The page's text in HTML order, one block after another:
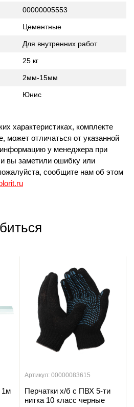
00000005553
Цементные
Для внутренних работ
25 кг
2мм-15мм
Юнис
характеристиках, комплекте
может отличаться от указанной
информацию у менеджера при
вы заметили ошибку или
сообщите нам об этом
1м
Артикул: 00000083615
Перчатки х/б с ПВХ 5-ти
нитка 10 класс черные